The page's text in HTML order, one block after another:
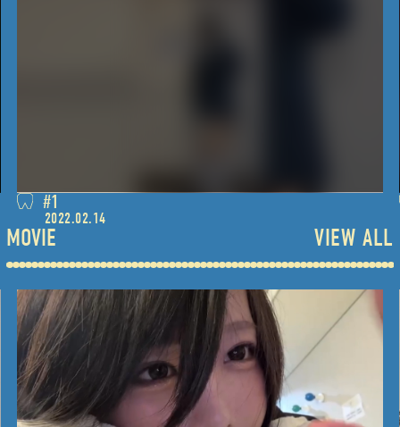
#1
2022.02.14
MOVIE VIEW ALL